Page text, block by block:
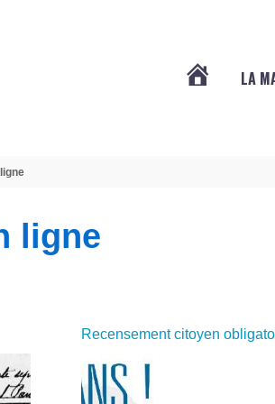
(17340)
LA
ligne
Recensement citoyen